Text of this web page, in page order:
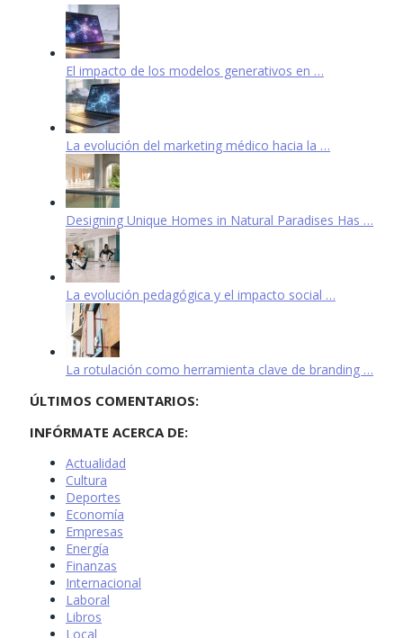
El impacto de los modelos generativos en …
La evolución del marketing médico hacia la …
Designing Unique Homes in Natural Paradises Has …
La evolución pedagógica y el impacto social …
La rotulación como herramienta clave de branding …
ÚLTIMOS COMENTARIOS:
INFÓRMATE ACERCA DE:
Actualidad
Cultura
Deportes
Economía
Empresas
Energía
Finanzas
Internacional
Laboral
Libros
Local